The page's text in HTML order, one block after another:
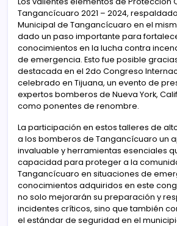
Tangancícuaro 2021 – 2024,
Municipal de Tangancícuaro en el
dado un paso importante para
conocimientos en la lucha contra
de emergencia. Esto fue posible
destacada en el 2do Congreso
celebrado en Tijuana, un evento de
expertos bomberos de Nueva York,
como ponentes de renombre.
La participación en estos talleres de
a los bomberos de Tangancícuaro un
invaluable y herramientas esenciales
capacidad para proteger a la
Tangancícuaro en situaciones de
conocimientos adquiridos en este
no solo mejorarán su preparación y
incidentes críticos, sino que también
el estándar de seguridad en el